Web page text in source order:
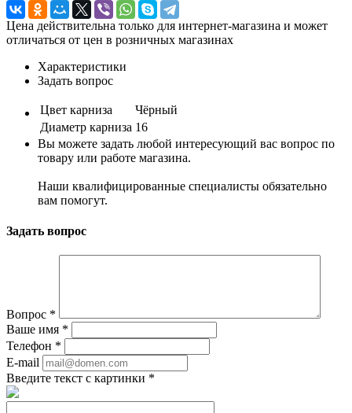
Цена действительна только для интернет-магазина и может
отличаться от цен в розничных магазинах
Характеристики
Задать вопрос
Цвет карниза
Чёрный
Диаметр карниза 16
Вы можете задать любой интересующий вас вопрос по
товару или работе магазина.
Наши квалифицированные специалисты обязательно
вам помогут.
Задать вопрос
Вопрос *
Ваше имя *
Телефон *
E-mail
Введите текст с картинки *